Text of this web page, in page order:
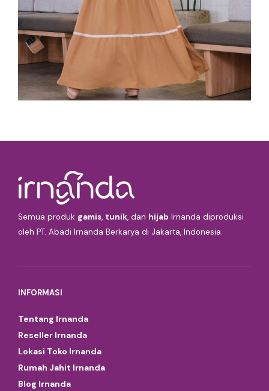
Semua produk gamis, tunik, dan hijab Irnanda diproduksi
oleh PT. Abadi Irnanda Berkarya di Jakarta, Indonesia.
INFORMASI
Tentang Irnanda
Reseller Irnanda
Lokasi Toko Irnanda
Rumah Jahit Irnanda
Blog Irnanda